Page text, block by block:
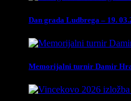
Dan grada Ludbrega – 19.
Memorijalni turnir Damir